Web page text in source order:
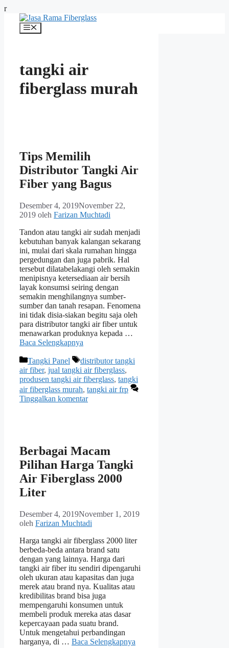
rLangsung
Menu
tangki air
fiberglass murah
Tips Memilih
Distributor Tangki Air
Fiber yang Bagus
Desember 4, 2019November 22,
2019 oleh Farizan Muchtadi
Tandon atau tangki air sudah menjadi
kebutuhan banyak kalangan sekarang
ini, mulai dari skala rumahan hingga
pergedungan dan juga pabrik. Hal
tersebut dilatabelakangi oleh semakin
menipisnya ketersediaan air bersih
layak konsumsi seiring dengan
semakin menghilangnya sumber-
sumber dan tanah resapan. Fenomena
ini tidak disia-siakan begitu saja oleh
para distributor tangki air fiber untuk
menawarkan produknya kepada …
Baca Selengkapnya
Kategori
Tangki Panel Tag
distributor tangki
air fiber, jual tangki air fiberglass,
produsen tangki air fiberglass, tangki
air fiberglass murah, tangki air frp
Tinggalkan komentar
Berbagai Macam
Pilihan Harga Tangki
Air Fiberglass 2000
Liter
Desember 4, 2019November 1, 2019
oleh Farizan Muchtadi
Harga tangki air fiberglass 2000 liter
berbeda-beda antara brand satu
dengan yang lainnya. Harga dari
tangki air fiber itu sendiri dipengaruhi
oleh ukuran atau kapasitas dan juga
merek atau brand nya. Kualitas atau
kredibilitas brand bisa juga
mempengaruhi konsumen untuk
membeli produk mereka atas dasar
kepercayaan pada suatu brand.
Untuk mengetahui perbandingan
harganya, di … Baca Selengkapnya